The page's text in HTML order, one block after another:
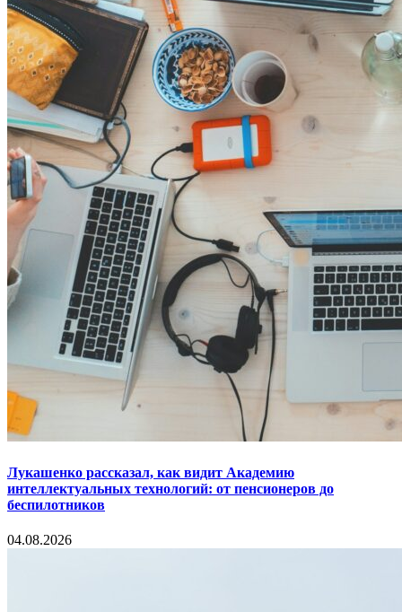
Лукашенко рассказал, как видит Академию
интеллектуальных технологий: от пенсионеров до
беспилотников
04.08.2026